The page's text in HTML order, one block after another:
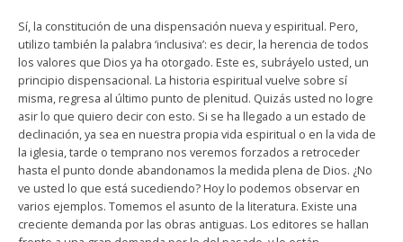
Sí, la constitución de una dispensación nueva y espiritual. Pero,
utilizo también la palabra ‘inclusiva’: es decir, la herencia de todos
los valores que Dios ya ha otorgado. Este es, subráyelo usted, un
principio dispensacional. La historia espiritual vuelve sobre sí
misma, regresa al último punto de plenitud. Quizás usted no logre
asir lo que quiero decir con esto. Si se ha llegado a un estado de
declinación, ya sea en nuestra propia vida espiritual o en la vida de
la iglesia, tarde o temprano nos veremos forzados a retroceder
hasta el punto donde abandonamos la medida plena de Dios. ¿No
ve usted lo que está sucediendo? Hoy lo podemos observar en
varios ejemplos. Tomemos el asunto de la literatura. Existe una
creciente demanda por las obras antiguas. Los editores se hallan